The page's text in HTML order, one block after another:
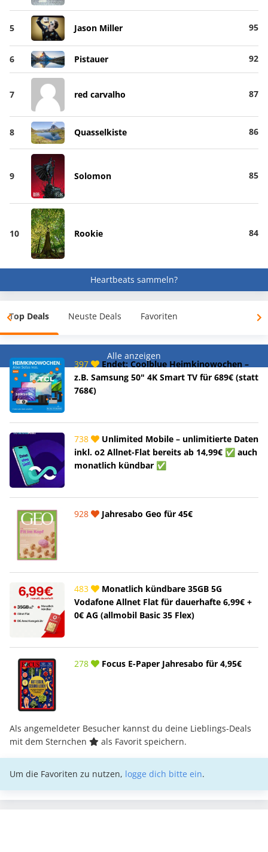
5 Jason Miller 95
6 Pistauer 92
7 red carvalho 87
8 Quasselkiste 86
9 Solomon 85
10 Rookie 84
Heartbeats sammeln?
Top Deals Neuste Deals Favoriten
Alle anzeigen
397
Endet: Coolblue Heimkinowochen –
z.B. Samsung 50" 4K Smart TV für 689€ (statt
768€)
738
Unlimited Mobile – unlimitierte Daten
inkl. o2 Allnet-Flat bereits ab 14,99€ ✅ auch
monatlich kündbar ✅
928 Jahresabo Geo für 45€
483
Monatlich kündbare 35GB 5G
Vodafone Allnet Flat für dauerhafte 6,99€ +
0€ AG (allmobil Basic 35 Flex)
278 Focus E-Paper Jahresabo für 4,95€
Als angemeldeter Besucher kannst du deine Lieblings-Deals
mit dem Sternchen
als Favorit speichern.
Um die Favoriten zu nutzen, logge dich bitte ein.